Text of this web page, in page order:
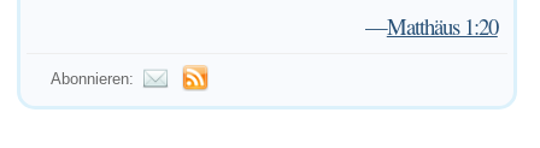
—Matthäus 1:20
Abonnieren: